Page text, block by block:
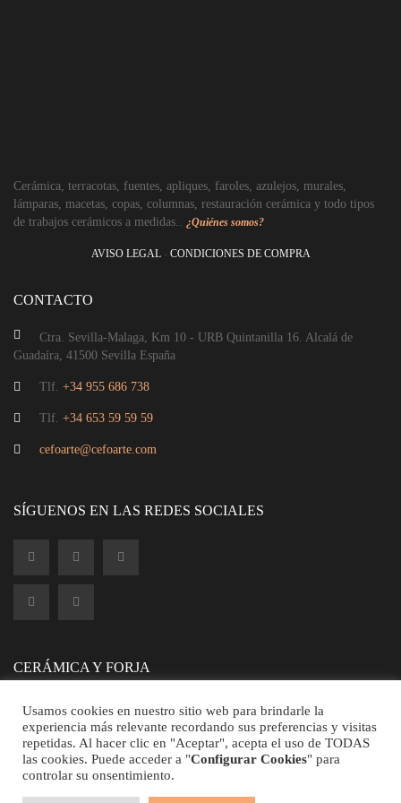
Cerámica, terracotas, fuentes, apliques, faroles, azulejos, murales,
lámparas, macetas, copas, columnas, restauración cerámica y todo tipos
de trabajos cerámicos a medidas.. ¿Quiénes somos?
AVISO LEGAL- CONDICIONES DE COMPRA
CONTACTO
Ctra. Sevilla-Malaga, Km 10 - URB Quintanilla 16. Alcalá de
Guadaíra, 41500 Sevilla España
Tlf. +34 955 686 738
Tlf. +34 653 59 59 59
cefoarte@cefoarte.com
SÍGUENOS EN LAS REDES SOCIALES
CERÁMICA Y FORJA
©2026 CEFOARTE - Todos los Derechos Reservados.
Usamos cookies en nuestro sitio web para brindarle la
experiencia más relevante recordando sus preferencias y visitas
repetidas. Al hacer clic en "Aceptar", acepta el uso de TODAS
las cookies. Puede acceder a "Configurar Cookies" para
controlar su onsentimiento.